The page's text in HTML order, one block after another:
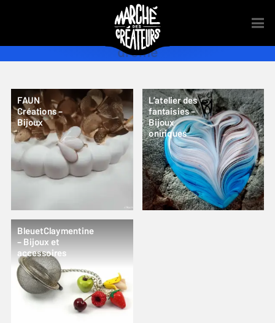
drome
FAUN
Créations –
Bijoux
L’atelier des
fantaisies –
Bijoux
oniriques
BleuetClaymentine
– Bijoux et
accessoires